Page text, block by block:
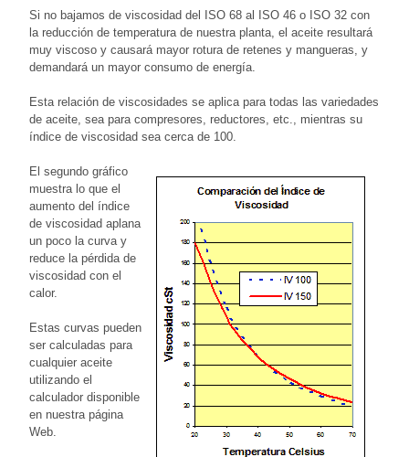
Si no bajamos de viscosidad del ISO 68 al ISO 46 o ISO 32 con
la reducción de temperatura de nuestra planta, el aceite resultará
muy viscoso y causará mayor rotura de retenes y mangueras, y
demandará un mayor consumo de energía.
Esta relación de viscosidades se aplica para todas las variedades
de aceite, sea para compresores, reductores, etc., mientras su
índice de viscosidad sea cerca de 100.
El segundo gráfico
muestra lo que el
aumento del índice
de viscosidad aplana
un poco la curva y
reduce la pérdida de
viscosidad con el
calor.
Estas curvas pueden
ser calculadas para
cualquier aceite
utilizando el
calculador disponible
en nuestra página
Web.